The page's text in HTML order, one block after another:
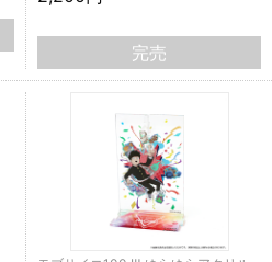
完売